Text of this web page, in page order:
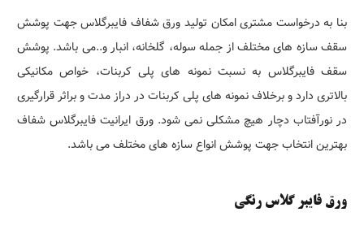
بنا به درخواست مشتری امکان تولید ورق شفاف فایبرگلاس جهت پوشش
سقف سازه های مختلف از جمله سوله، گلخانه، انبار و..می باشد. پوشش
سقف فایبرگلاس به نسبت نمونه های پلی کربنات، خواص مکانیکی
بالاتری دارد و برخلاف نمونه های پلی کربنات در دراز مدت و براثر قرارگیری
در نورآفتاب دچار هیچ مشکلی نمی شود. ورق ایرانیت فایبرگلاس شفاف
بهترین انتخاب جهت پوشش انواع سازه های مختلف می باشد.
ورق فایبر گلاس رنگی